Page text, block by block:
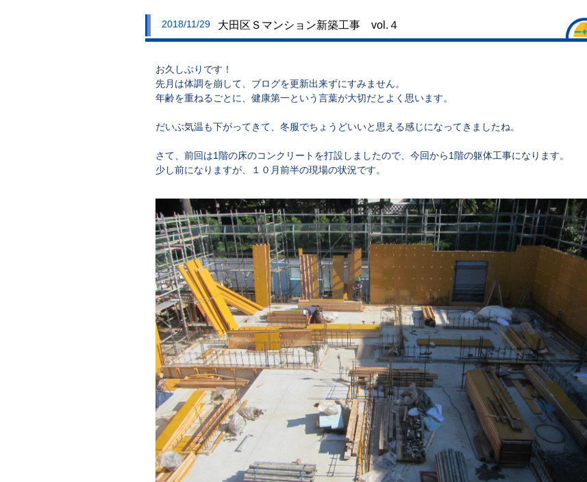
2018/11/29 大田区Ｓマンション新築工事 vol.４
お久しぶりです！
先月は体調を崩して、ブログを更新出来ずにすみません。
年齢を重ねるごとに、健康第一という言葉が大切だとよく思います。
だいぶ気温も下がってきて、冬服でちょうどいいと思える感じになってきましたね。
さて、前回は1階の床のコンクリートを打設しましたので、今回から1階の躯体工事になります。
少し前になりますが、１０月前半の現場の状況です。